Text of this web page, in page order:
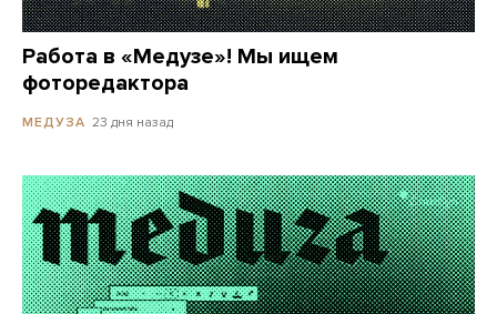
Работа в «Медузе»! Мы ищем
фоторедактора
МЕДУЗА 23 дня назад